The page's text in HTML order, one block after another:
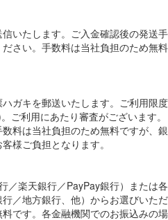
いたします。ご入金確認後の発送手
さい。手数料は当社負担のため無料
ガキを郵送いたします。ご利用限度
ご利用にあたり審査がございます。
料は当社負担のため無料ですが、銀
様ご負担となります。
／楽天銀行／PayPay銀行）または各
／地方銀行、他）からお選びいただ
です。各金融機関でのお振込みの場